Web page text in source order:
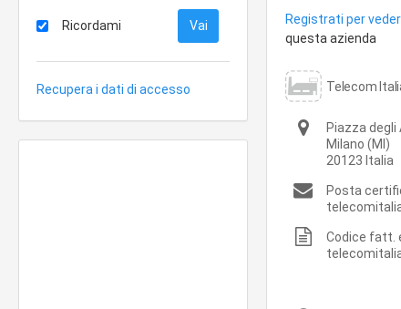
Ricordami
Recupera i dati di accesso
Registrati per
questa azienda
Telecom
Piazza degli
Milano (MI)
20123 Italia
Posta
Codice fatt.